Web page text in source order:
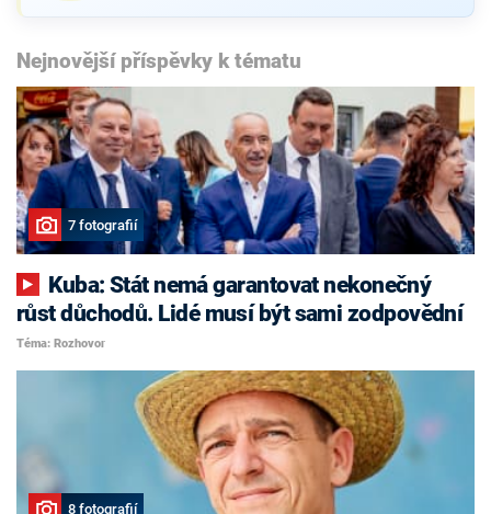
Nejnovější příspěvky k tématu
7 fotografií
růst důchodů. Lidé musí být sami zodpovědní
Téma: Rozhovor
8 fotografií